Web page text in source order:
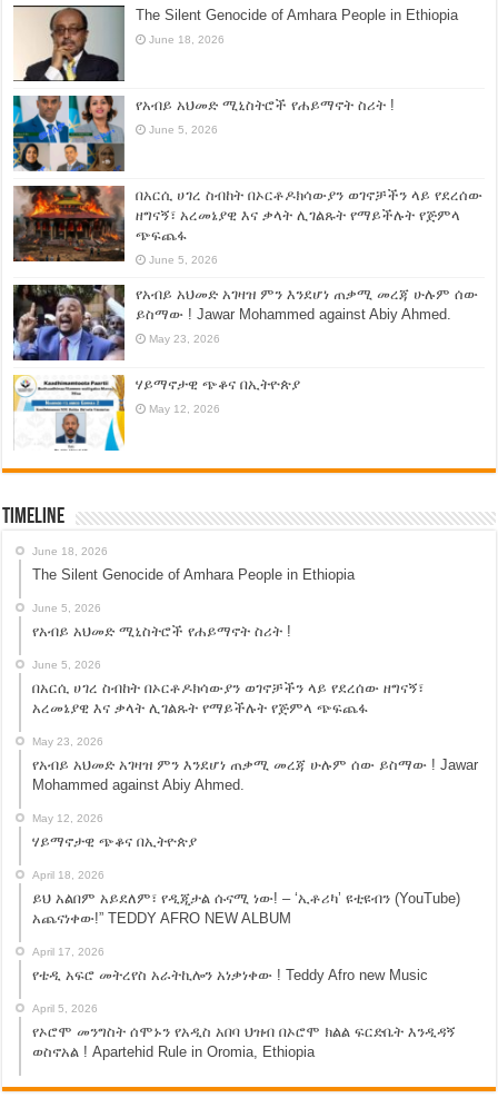
The Silent Genocide of Amhara People in Ethiopia
June 18, 2026
የአብይ አህመድ ሚኒስትሮች የሐይማኖት ስሪት !
June 5, 2026
በአርሲ ሀገረ ስብከት በኦርቶዶክሳውያን ወገኖቻችን ላይ የደረሰው
ዘግናኝ፣ አረመኔያዊ እና ቃላት ሊገልጹት የማይችሉት የጅምላ
ጭፍጨፋ
June 5, 2026
የአብይ አህመድ አገዛዝ ምን እንደሆነ ጠቃሚ መረጃ ሁሉም ሰው
ይስማው ! Jawar Mohammed against Abiy Ahmed.
May 23, 2026
ሃይማኖታዊ ጭቆና በኢትዮጵያ
May 12, 2026
Timeline
June 18, 2026
The Silent Genocide of Amhara People in Ethiopia
June 5, 2026
የአብይ አህመድ ሚኒስትሮች የሐይማኖት ስሪት !
June 5, 2026
በአርሲ ሀገረ ስብከት በኦርቶዶክሳውያን ወገኖቻችን ላይ የደረሰው ዘግናኝ፣
አረመኔያዊ እና ቃላት ሊገልጹት የማይችሉት የጅምላ ጭፍጨፋ
May 23, 2026
የአብይ አህመድ አገዛዝ ምን እንደሆነ ጠቃሚ መረጃ ሁሉም ሰው ይስማው ! Jawar
Mohammed against Abiy Ahmed.
May 12, 2026
ሃይማኖታዊ ጭቆና በኢትዮጵያ
April 18, 2026
ይህ አልበም አይደለም፣ የዲጂታል ሱናሚ ነው! – ‘ኢቶሪካ’ ዩቲዩብን (YouTube)
አጨናነቀው!” TEDDY AFRO NEW ALBUM
April 17, 2026
የቴዲ አፍሮ መትረየስ አራትኪሎን አነቃነቀው ! Teddy Afro new Music
April 5, 2026
የኦሮሞ መንግስት ሰሞኑን የአዲስ አበባ ህዝብ በኦሮሞ ክልል ፍርድቤት እንዲዳኝ
ወስኖአል ! Apartehid Rule in Oromia, Ethiopia